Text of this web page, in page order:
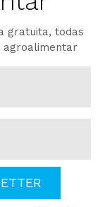
gratuita, todas
agroalimentar